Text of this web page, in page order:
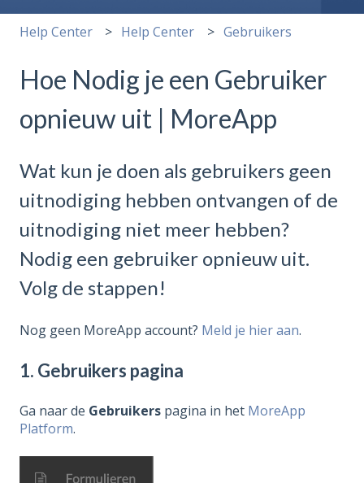
Help Center Help Center Gebruikers
Hoe Nodig je een Gebruiker
opnieuw uit | MoreApp
Wat kun je doen als gebruikers geen
uitnodiging hebben ontvangen of de
uitnodiging niet meer hebben?
Nodig een gebruiker opnieuw uit.
Volg de stappen!
Nog geen MoreApp account? Meld je hier aan.
1. Gebruikers pagina
Ga naar de Gebruikers pagina in het MoreApp
Platform.